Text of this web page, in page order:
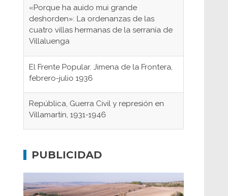
«Porque ha auido mui grande
deshorden»: La ordenanzas de las
cuatro villas hermanas de la serranía de
Villaluenga
El Frente Popular. Jimena de la Frontera,
febrero-julio 1936
República, Guerra Civil y represión en
Villamartín, 1931-1946
concentración nazis
fundaciones de Bornos
PUBLICIDAD